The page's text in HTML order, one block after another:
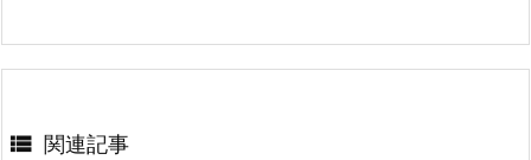
 関連記事